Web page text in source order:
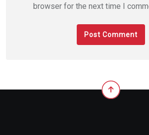
browser for the next time I